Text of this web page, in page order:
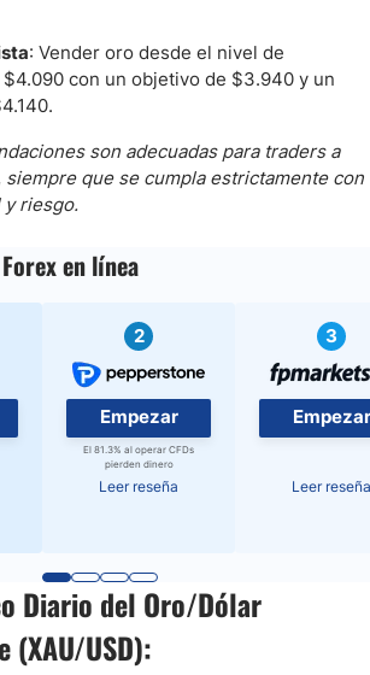
: Vender oro desde el nivel de
con un objetivo de $3.940 y un
son adecuadas para traders a
siempre que se cumpla estrictamente con
y riesgo.
en línea
2
Empezar
El 81.3% al operar CFDs
pierden dinero
Leer reseña
3
Empezar
Leer reseña
Diario del Oro/Dólar
(XAU/USD):